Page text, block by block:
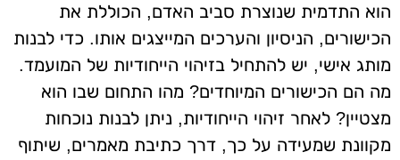
הוא התדמית שנוצרת סביב האדם, הכוללת את
הכישורים, הניסיון והערכים המייצגים אותו. כדי לבנות
מותג אישי, יש להתחיל בזיהוי הייחודיות של המועמד.
מה הם הכישורים המיוחדים? מהו התחום שבו הוא
מצטיין? לאחר זיהוי הייחודיות, ניתן לבנות נוכחות
מקוונת שמעידה על כך, דרך כתיבת מאמרים, שיתוף